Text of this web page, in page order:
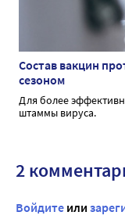
Состав вакцин
сезоном
Для более
штаммы вируса.
2
Войдите или